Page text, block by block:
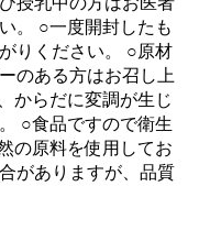
。 ○一度開封したも
りください。 ○原材
のある方はお召し上
からだに変調が生じ
○食品ですので衛生
の原料を使用してお
がありますが、品質